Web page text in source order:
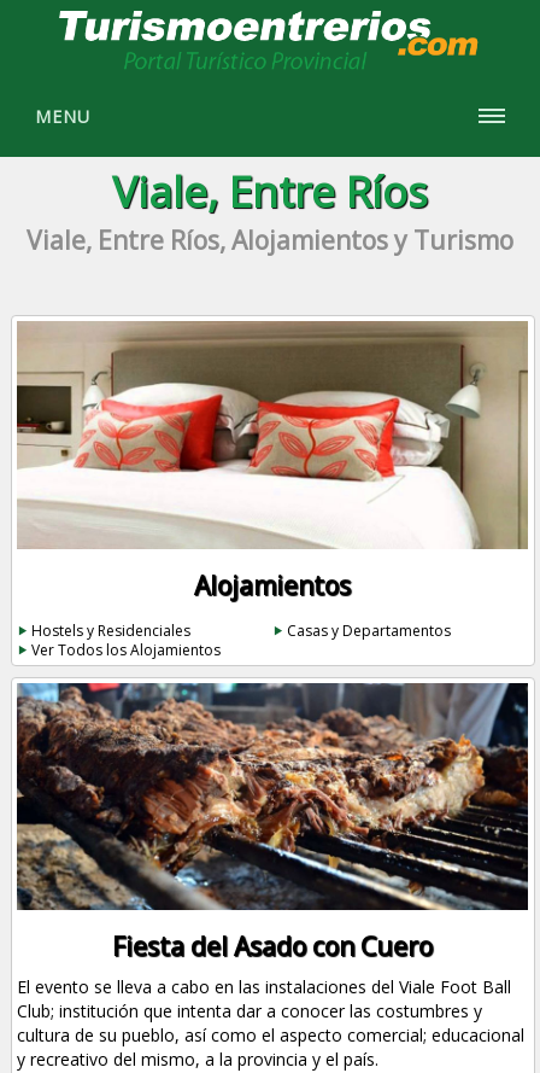
MENU
Viale, Entre Ríos
Viale, Entre Ríos, Alojamientos y Turismo
Alojamientos
Hostels y Residenciales
Casas y Departamentos
Ver Todos los Alojamientos
Fiesta del Asado con Cuero
El evento se lleva a cabo en las instalaciones del Viale Foot Ball
Club; institución que intenta dar a conocer las costumbres y
cultura de su pueblo, así como el aspecto comercial; educacional
y recreativo del mismo, a la provincia y el país.